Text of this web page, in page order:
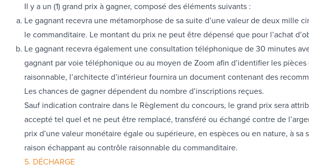
Il y a un (1) grand prix à gagner, composé des éléments suivants :
Le gagnant recevra une métamorphose de sa suite d’une valeur de deux mille
le commanditaire. Le montant du prix ne peut être dépensé que pour l’achat
Le gagnant recevra également une consultation téléphonique de 30 minutes
gagnant par voie téléphonique ou au moyen de Zoom afin d’identifier les
raisonnable, l’architecte d’intérieur fournira un document contenant des
Les chances de gagner dépendent du nombre d’inscriptions reçues.
Sauf indication contraire dans le Règlement du concours, le grand prix sera
accepté tel quel et ne peut être remplacé, transféré ou échangé contre de
prix d’une valeur monétaire égale ou supérieure, en espèces ou en nature, à
raison échappant au contrôle raisonnable du commanditaire.
5. DÉCHARGE